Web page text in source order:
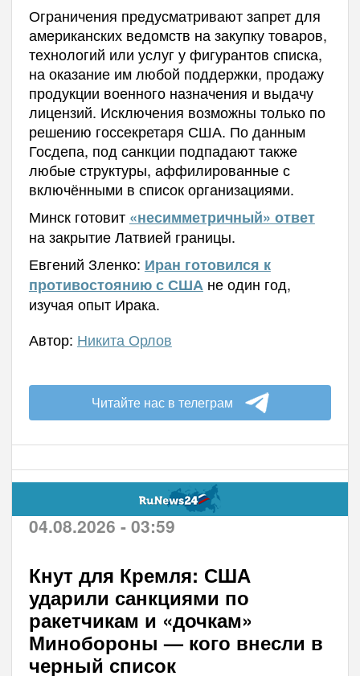
Ограничения предусматривают запрет для
американских ведомств на закупку товаров,
технологий или услуг у фигурантов списка,
на оказание им любой поддержки, продажу
продукции военного назначения и выдачу
лицензий. Исключения возможны только по
решению госсекретаря США. По данным
Госдепа, под санкции подпадают также
любые структуры, аффилированные с
включёнными в список организациями.
Минск готовит «несимметричный» ответ
на закрытие Латвией границы.
Евгений Зленко: Иран готовился к
противостоянию с СШАне один год,
изучая опыт Ирака.
Автор: Никита Орлов
Читайте нас в телеграм
04.08.2026 - 03:59
Кнут для Кремля: США
ударили санкциями по
ракетчикам и «дочкам»
Минобороны — кого внесли в
черный список